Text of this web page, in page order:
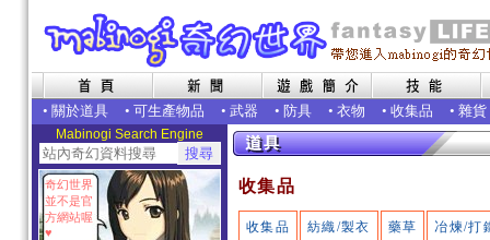
• 關於道具 • 可生產物品 • 武器 • 防具 • 衣物 • 收集品 • 雜貨
Mabinogi Search Engine
奇幻世界
並不是官
方網站喔
♥
收集品
收集品 紡織/製衣 藥草 冶煉/打